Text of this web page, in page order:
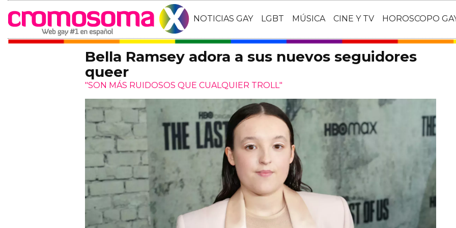
NOTICIAS GAY LGBT MÚSICA CINE Y TV HOROSCOPO
Bella Ramsey adora a sus nuevos seguidores
queer
"SON MÁS RUIDOSOS QUE CUALQUIER TROLL"